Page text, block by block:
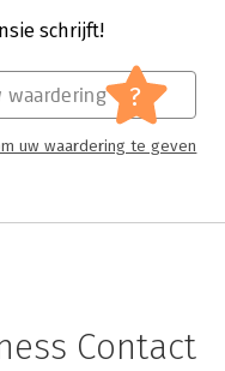
schrijft!
waardering ?
uw waardering te geven
Contact